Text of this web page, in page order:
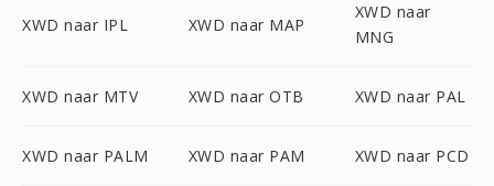
XWD naar IPL XWD naar MAP
XWD naar
MNG
XWD naar MTV XWD naar OTB XWD naar PAL
XWD naar PALM XWD naar PAM XWD naar PCD